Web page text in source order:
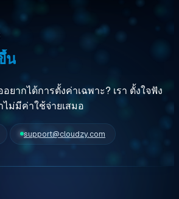
น
ยากได้การตั้งค่าเฉพาะ? เรา ตั้งใจฟัง
ม่มีค่าใช้จ่ายเสมอ
support@cloudzy.com